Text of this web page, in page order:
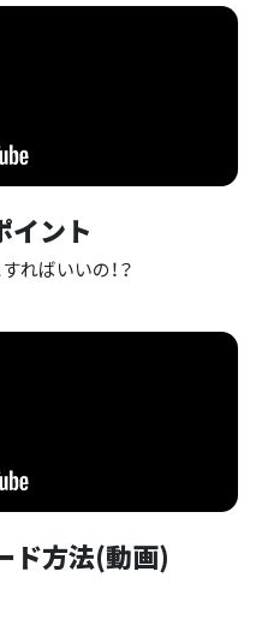
イント
ればいいの！？
ド方法(動画)